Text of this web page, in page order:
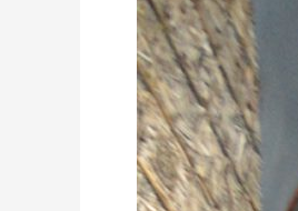
URSZULI
–
LEGENDY,
FAKTY,
SKARBY